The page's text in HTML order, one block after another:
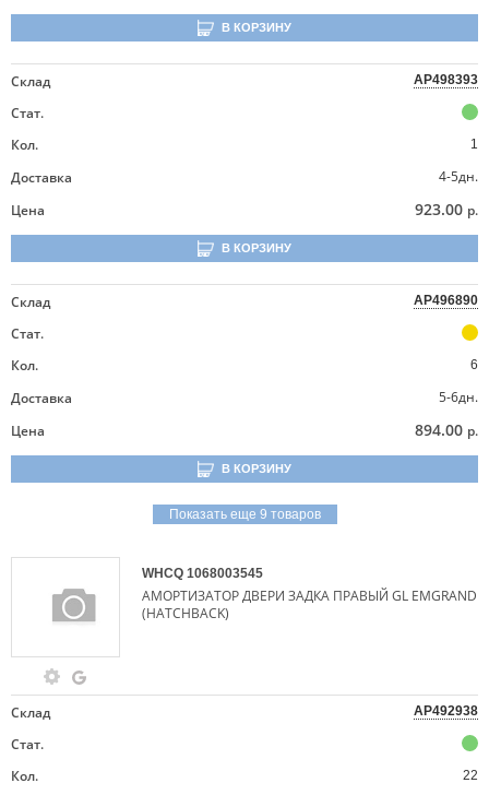
В КОРЗИНУ
Склад AP498393
Стат.
Кол.
1
Доставка
4-5дн.
Цена
923.00 р.
В КОРЗИНУ
Склад AP496890
Стат.
Кол.
6
Доставка
5-6дн.
Цена
894.00 р.
В КОРЗИНУ
Показать еще 9 товаров
WHCQ 1068003545
АМОРТИЗАТОР ДВЕРИ ЗАДКА ПРАВЫЙ GL EMGRAND
(HATCHBACK)
Склад AP492938
Стат.
Кол.
22